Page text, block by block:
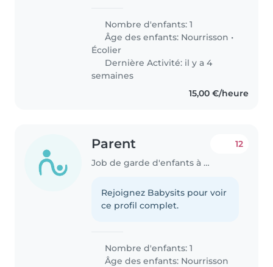
Nombre d'enfants: 1
Âge des enfants: Nourrisson •
Écolier
Dernière Activité: il y a 4
semaines
15,00 €/heure
Parent
Job de garde d'enfants à Lokeren
12
Rejoignez Babysits pour voir
ce profil complet.
Nombre d'enfants: 1
Âge des enfants: Nourrisson